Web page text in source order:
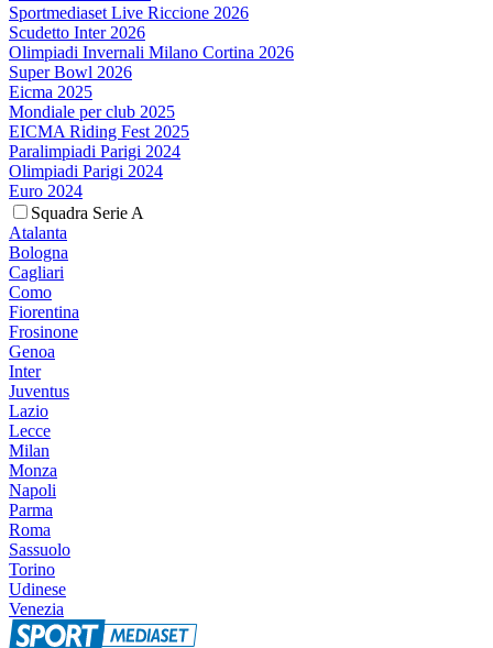
Sportmediaset Live Riccione 2026
Scudetto Inter 2026
Olimpiadi Invernali Milano Cortina 2026
Super Bowl 2026
Eicma 2025
Mondiale per club 2025
EICMA Riding Fest 2025
Paralimpiadi Parigi 2024
Olimpiadi Parigi 2024
Euro 2024
Squadra Serie A
Atalanta
Bologna
Cagliari
Como
Fiorentina
Frosinone
Genoa
Inter
Juventus
Lazio
Lecce
Milan
Monza
Napoli
Parma
Roma
Sassuolo
Torino
Udinese
Venezia